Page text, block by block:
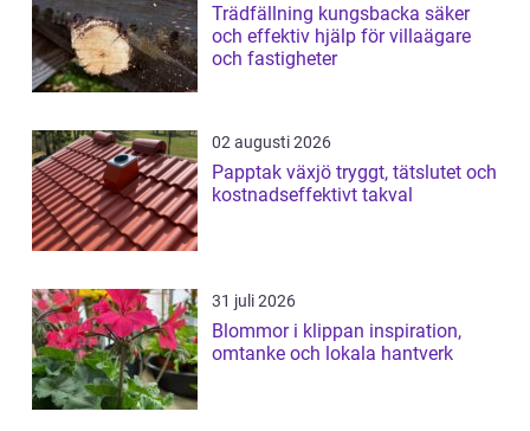
Trädfällning kungsbacka säker
och effektiv hjälp för villaägare
och fastigheter
02 augusti 2026
Papptak växjö tryggt, tätslutet och
kostnadseffektivt takval
31 juli 2026
Blommor i klippan inspiration,
omtanke och lokala hantverk